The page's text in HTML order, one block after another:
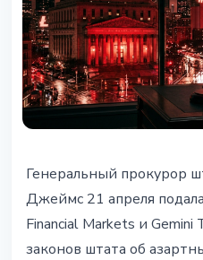
Нью-Йорк подал
Coinbase и
предсказаний
Генеральный прокурор
Джеймс 21 апреля
Financial Markets и
законов штата об